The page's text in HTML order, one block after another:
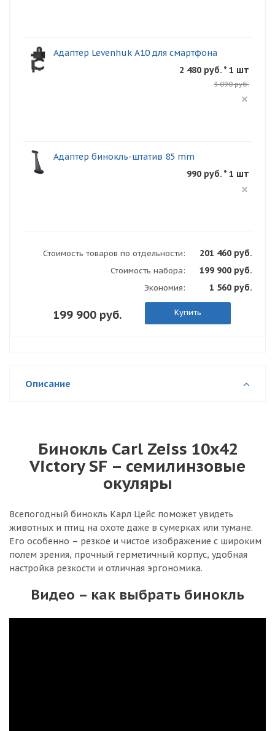
Адаптер Levenhuk A10 для смартфона
2 480 руб. * 1 шт
3 090 руб.
Адаптер бинокль-штатив 85 mm
990 руб. * 1 шт
Стоимость товаров по отдельности: 201 460 руб.
Стоимость набора: 199 900 руб.
Экономия: 1 560 руб.
199 900 руб. Купить
Описание
Бинокль Carl Zeiss 10x42
Victory SF – семилинзовые
окуляры
Всепогодный бинокль Карл Цейс поможет увидеть
животных и птиц на охоте даже в сумерках или тумане.
Его особенно – резкое и чистое изображение с широким
полем зрения, прочный герметичный корпус, удобная
настройка резкости и отличная эргономика.
Видео – как выбрать бинокль